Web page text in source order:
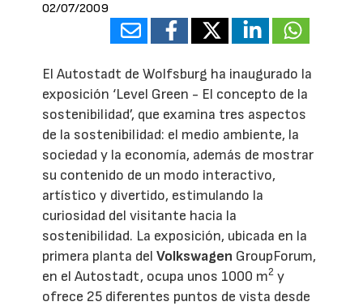
02/07/2009
El Autostadt de Wolfsburg ha inaugurado la
exposición ‘Level Green - El concepto de la
sostenibilidad’, que examina tres aspectos
de la sostenibilidad: el medio ambiente, la
sociedad y la economía, además de mostrar
su contenido de un modo interactivo,
artístico y divertido, estimulando la
curiosidad del visitante hacia la
sostenibilidad. La exposición, ubicada en la
primera planta delVolkswagen GroupForum,
en el Autostadt, ocupa unos 1000 m2 y
ofrece 25 diferentes puntos de vista desde